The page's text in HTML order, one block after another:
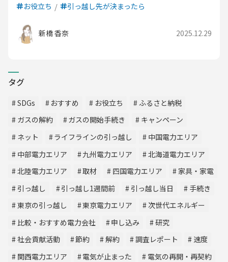
お役立ち 引っ越し先が決まったら
新橋 香奈 2025.12.29
タグ
SDGs おすすめ お役立ち
ふるさと納税
ガスの解約
ガスの開始手続き
キャンペーン
ネット
ライフラインの引っ越し
中国電力エリア
中部電力エリア
九州電力エリア
北海道電力エリア
北陸電力エリア
取材 四国電力エリア
家具・家電
引っ越し
引っ越し1週間前 引っ越し当日
手続き
東京の引っ越し
東京電力エリア
次世代エネルギー
比較・おすすめ電力会社
申し込み
研究
社会貢献活動
節約 解約 調査レポート
速度
関西電力エリア
電気が止まった
電気の再開・再契約